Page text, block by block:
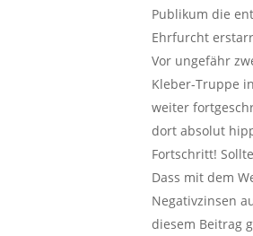
Publikum die
Ehrfurcht
Vor ungefähr
Kleber-Truppe
weiter
dort absolut
Fortschritt!
Dass mit dem
Negativzinsen
diesem Beitrag